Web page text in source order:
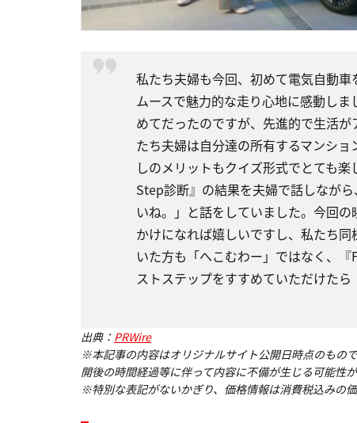
私たち夫婦も今回、初めて電気自動
ムースで魅力的な走り心地に感動し
めてだったのですが、先進的で生活
たち夫婦は自分達の所有するマンシ
しのメリットもクイズ形式でとても
Step診断』の結果を夫婦で話しなが
いね。」と話をしていました。今回の
かけになれば嬉しいですし、私たち
いた方も「へこむわー」ではなく、
ストステップをすすめていただけた
出典： PRWire
※本記事の内容はオリジナルサイト公開日時点のもの
開後の時間経過等に伴って内容に不備が生じる可能性
※特別な表記がないかぎり、価格情報は消費税込みの価